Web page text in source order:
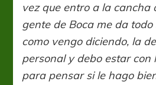
vez que entro a la cancha
gente de Boca me da
como vengo diciendo, la
personal y debo estar con
para pensar si le hago